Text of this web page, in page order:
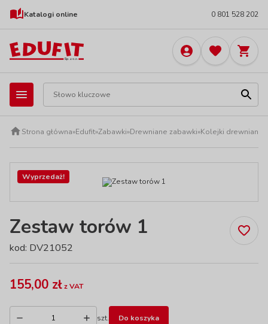
Katalogi online 0 801 528 202
Strona główna»Edufit»Zabawki»Drewniane zabawki»Kolejki drewniane
Wyprzedaż!
Zestaw torów 1
kod: DV21052
155,00 złz VAT
szt. Do koszyka